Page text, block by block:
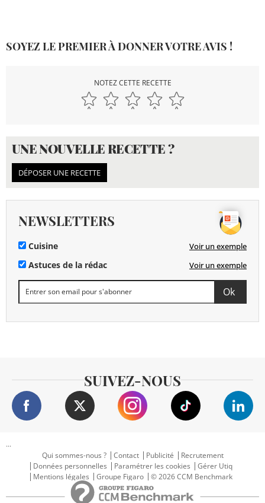
SOYEZ LE PREMIER À DONNER VOTRE AVIS !
NOTEZ CETTE RECETTE
UNE NOUVELLE RECETTE ?
DÉPOSER UNE RECETTE
NEWSLETTERS
Cuisine Voir un exemple
Astuces de la rédac Voir un exemple
SUIVEZ-NOUS
...
Qui sommes-nous ?
Contact Publicité
Recrutement
Données personnelles
Paramétrer les cookies
Gérer Utiq
Mentions légales
Groupe Figaro © 2026 CCM Benchmark